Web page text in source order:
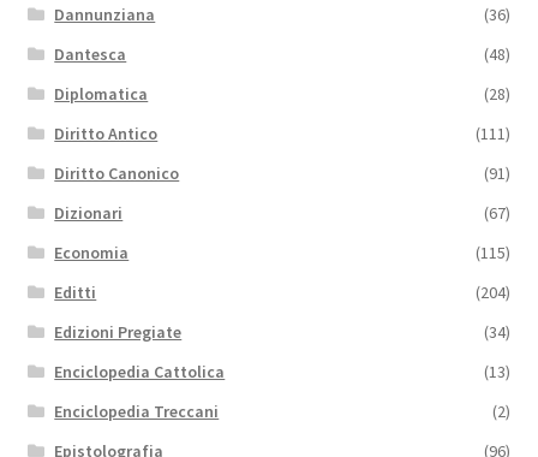
Dannunziana
(36)
Dantesca
(48)
Diplomatica
(28)
Diritto Antico
(111)
Diritto Canonico
(91)
Dizionari
(67)
Economia
(115)
Editti
(204)
Edizioni Pregiate
(34)
Enciclopedia Cattolica
(13)
Enciclopedia Treccani
(2)
Epistolografia
(96)